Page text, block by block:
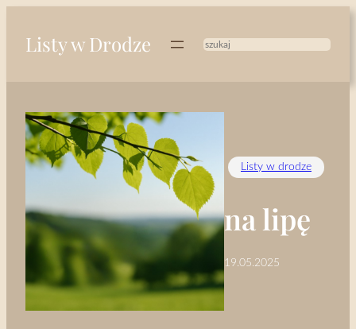
Listy w Drodze Szukaj
Listy w drodze
na lipę
19.05.2025